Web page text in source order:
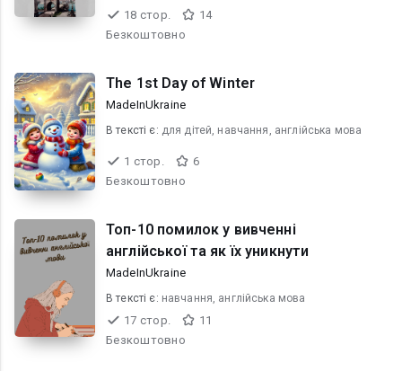
18 стор.
14
Безкоштовно
The 1st Day of Winter
MadeInUkraine
В текcті є: для дітей, навчання, англійська мова
1 стор.
6
Безкоштовно
Топ-10 помилок у вивченні
англійської та як їх уникнути
MadeInUkraine
В текcті є: навчання, англійська мова
17 стор.
11
Безкоштовно